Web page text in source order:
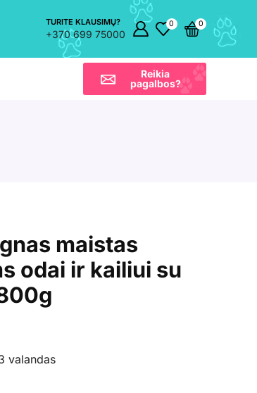
TURITE KLAUSIMŲ?
+370 699 75000
0 0
Reikia
pagalbos?
maistas
odai ir kailiui su
valandas